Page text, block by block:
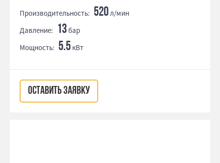
Производительность: 520л/мин
Давление: 13бар
Мощность: 5.5 кВт
ОСТАВИТЬ ЗАЯВКУ